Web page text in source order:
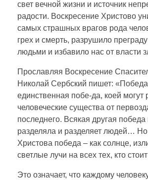
свет вечной жизни и источник
радости. Воскресение Христово
самых страшных врагов рода
грех и смерть, разрушило
людьми и избавило нас от власти
Прославляя Воскресение
Николай Сербский пишет:
единственная побе-да, коей могут
человеческие существа от
последнего. Всякая другая
разделяла и разделяет людей… Но
Христова победа – как солнце,
светлые лучи на всех тех, кто
Это означает, что каждому